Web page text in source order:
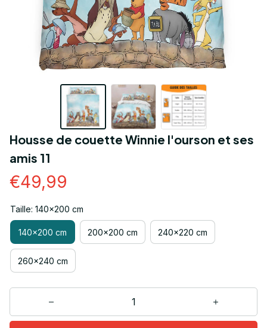
Housse de couette Winnie l'ourson et ses
amis 11
€49,99
Taille: 140x200 cm
140x200 cm 200x200 cm 240x220 cm
260x240 cm